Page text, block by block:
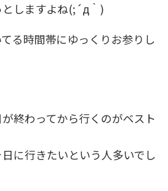
しますよね(;´д｀)
る時間帯にゆっくりお参りし
終わってから行くのがベスト
に行きたいという人多いでし